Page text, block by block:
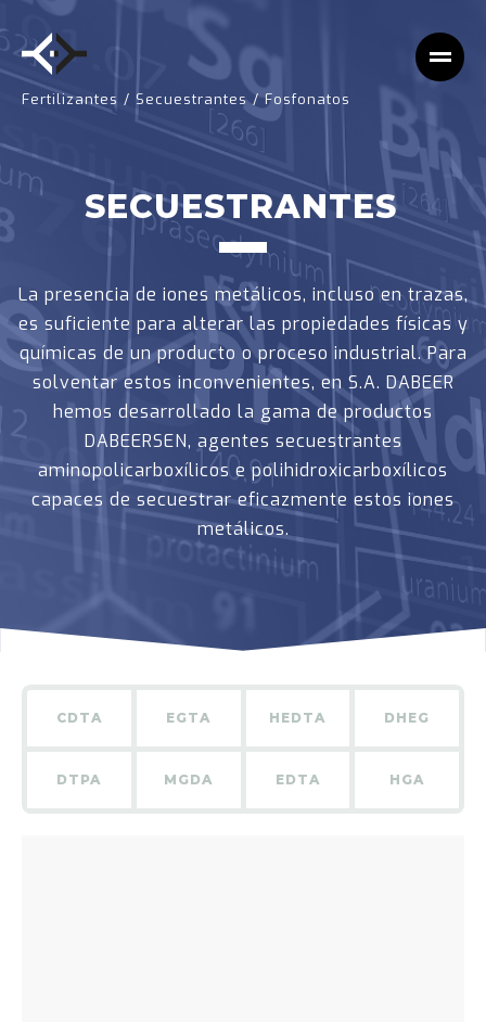
Fertilizantes / Secuestrantes / Fosfonatos
SECUESTRANTES
La presencia de iones metálicos, incluso en trazas,
es suficiente para alterar las propiedades físicas y
químicas de un producto o proceso industrial. Para
solventar estos inconvenientes, en S.A. DABEER
hemos desarrollado la gama de productos
DABEERSEN, agentes secuestrantes
aminopolicarboxílicos e polihidroxicarboxílicos
capaces de secuestrar eficazmente estos iones
metálicos.
CDTA EGTA HEDTA DHEG
DTPA MGDA EDTA HGA